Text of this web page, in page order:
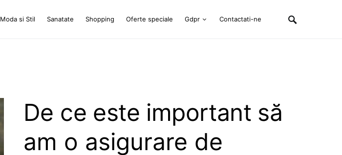
Moda si Stil Sanatate Shopping Oferte speciale Gdpr Contactati-ne
De ce este important să
am o asigurare de